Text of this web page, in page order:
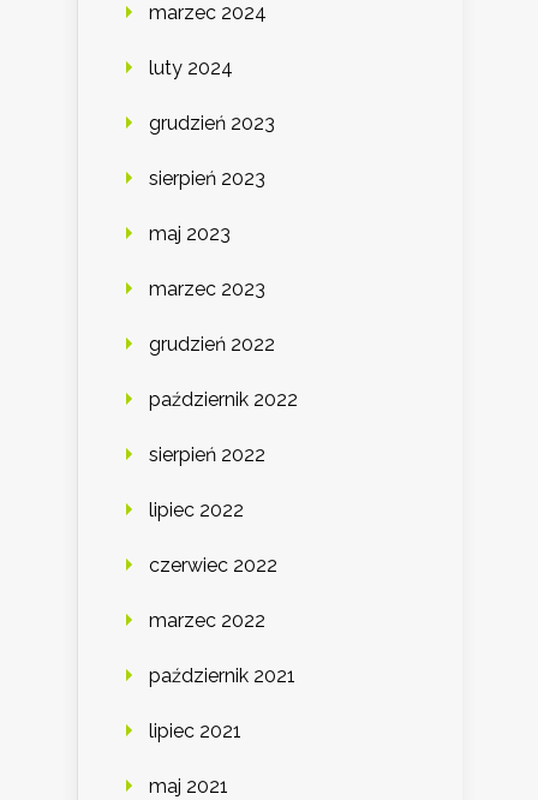
marzec 2024
luty 2024
grudzień 2023
sierpień 2023
maj 2023
marzec 2023
grudzień 2022
październik 2022
sierpień 2022
lipiec 2022
czerwiec 2022
marzec 2022
październik 2021
lipiec 2021
maj 2021